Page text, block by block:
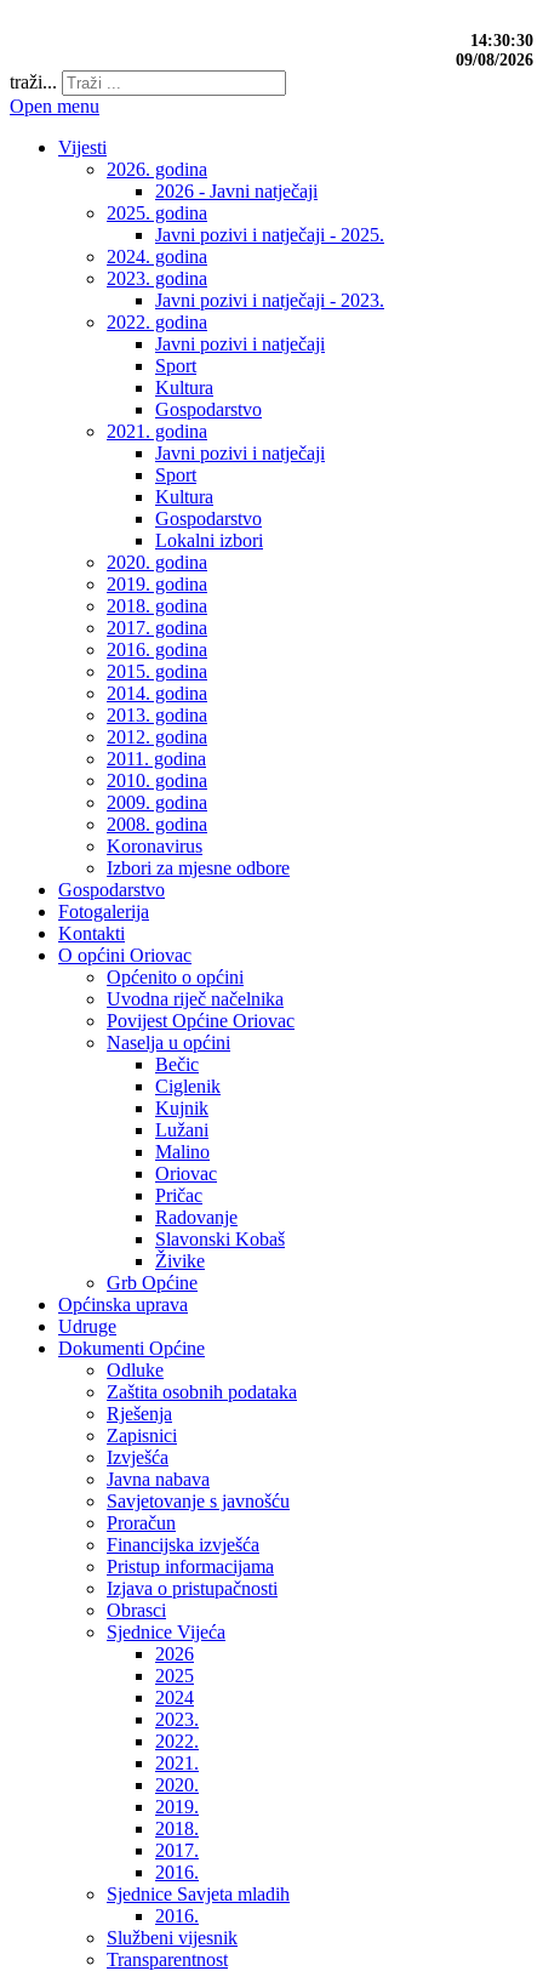
14:30:31
09/08/2026
traži...
Open menu
Vijesti
2026. godina
2026 - Javni natječaji
2025. godina
Javni pozivi i natječaji - 2025.
2024. godina
2023. godina
Javni pozivi i natječaji - 2023.
2022. godina
Javni pozivi i natječaji
Sport
Kultura
Gospodarstvo
2021. godina
Javni pozivi i natječaji
Sport
Kultura
Gospodarstvo
Lokalni izbori
2020. godina
2019. godina
2018. godina
2017. godina
2016. godina
2015. godina
2014. godina
2013. godina
2012. godina
2011. godina
2010. godina
2009. godina
2008. godina
Koronavirus
Izbori za mjesne odbore
Gospodarstvo
Fotogalerija
Kontakti
O općini Oriovac
Općenito o općini
Uvodna riječ načelnika
Povijest Općine Oriovac
Naselja u općini
Bečic
Ciglenik
Kujnik
Lužani
Malino
Oriovac
Pričac
Radovanje
Slavonski Kobaš
Živike
Grb Općine
Općinska uprava
Udruge
Dokumenti Općine
Odluke
Zaštita osobnih podataka
Rješenja
Zapisnici
Izvješća
Javna nabava
Savjetovanje s javnošću
Proračun
Financijska izvješća
Pristup informacijama
Izjava o pristupačnosti
Obrasci
Sjednice Vijeća
2026
2025
2024
2023.
2022.
2021.
2020.
2019.
2018.
2017.
2016.
Sjednice Savjeta mladih
2016.
Službeni vijesnik
Transparentnost